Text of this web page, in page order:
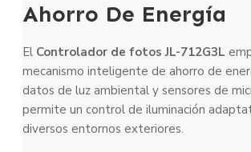
Ahorro De Energía
El Controlador de fotos JL-712G3L
mecanismo inteligente de ahorro de
datos de luz ambiental y sensores de
permite un control de iluminación
diversos entornos exteriores.